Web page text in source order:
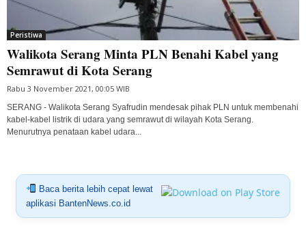
Peristiwa
Walikota Serang Minta PLN Benahi Kabel yang
Semrawut di Kota Serang
Rabu 3 November 2021, 00:05 WIB
SERANG - Walikota Serang Syafrudin mendesak pihak PLN untuk membenahi
kabel-kabel listrik di udara yang semrawut di wilayah Kota Serang.
Menurutnya penataan kabel udara...
Baca berita lebih cepat lewat
aplikasi BantenNews.co.id